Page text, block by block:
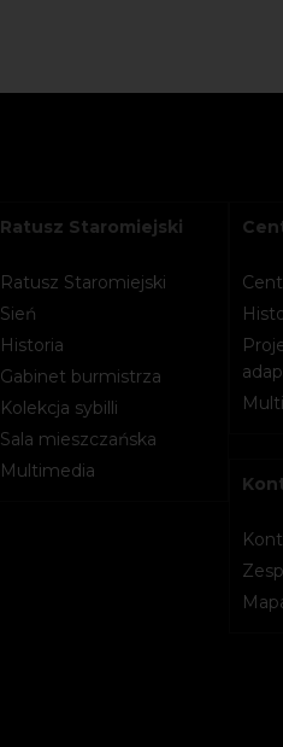
Ratusz Staromiejski
Ratusz Staromiejski
Sień
Historia
Gabinet burmistrza
Kolekcja sybilli
Sala mieszczańska
Multimedia